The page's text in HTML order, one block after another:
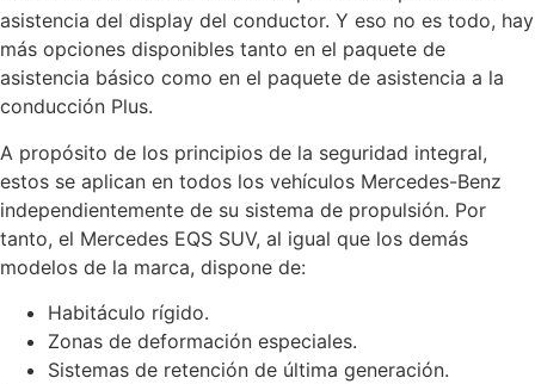
asistencia del display del conductor. Y eso no es todo, hay
más opciones disponibles tanto en el paquete de
asistencia básico como en el paquete de asistencia a la
conducción Plus.
A propósito de los principios de la seguridad integral,
estos se aplican en todos los vehículos Mercedes-Benz
independientemente de su sistema de propulsión. Por
tanto, el Mercedes EQS SUV, al igual que los demás
modelos de la marca, dispone de:
Habitáculo rígido.
Zonas de deformación especiales.
Sistemas de retención de última generación.